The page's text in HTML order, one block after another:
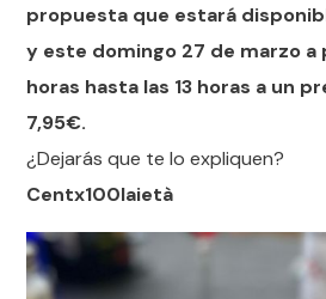
propuesta que estará
y este domingo 27 de marzo a
horas hasta las 13 horas a un
7,95€.
¿Dejarás que te lo expliquen?
Centx100laietà